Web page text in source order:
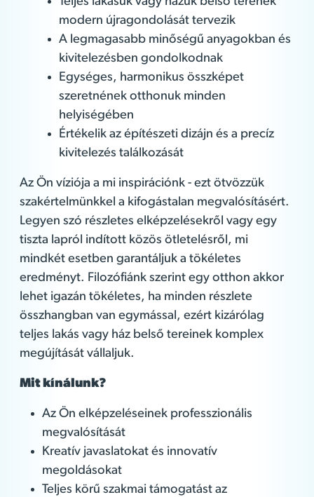
modern újragondolását tervezik
A legmagasabb minőségű anyagokban és
kivitelezésben gondolkodnak
Egységes, harmonikus összképet
szeretnének otthonuk minden
helyiségében
Értékelik az építészeti dizájn és a precíz
kivitelezés találkozását
Az Ön víziója a mi inspirációnk - ezt ötvözzük
szakértelmünkkel a kifogástalan megvalósításért.
Legyen szó részletes elképzelésekről vagy egy
tiszta lapról indított közös ötletelésről, mi
mindkét esetben garantáljuk a tökéletes
eredményt. Filozófiánk szerint egy otthon akkor
lehet igazán tökéletes, ha minden részlete
összhangban van egymással, ezért kizárólag
teljes lakás vagy ház belső tereinek komplex
megújítását vállaljuk.
Mit kínálunk?
Az Ön elképzeléseinek professzionális
megvalósítását
Kreatív javaslatokat és innovatív
megoldásokat
Teljes körű szakmai támogatást az